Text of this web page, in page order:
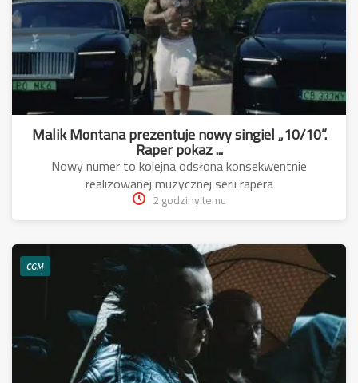
Malik Montana prezentuje nowy singiel „10/10”.
Raper pokaz ...
Nowy numer to kolejna odsłona konsekwentnie
realizowanej muzycznej serii rapera
2 godziny temu
CGM